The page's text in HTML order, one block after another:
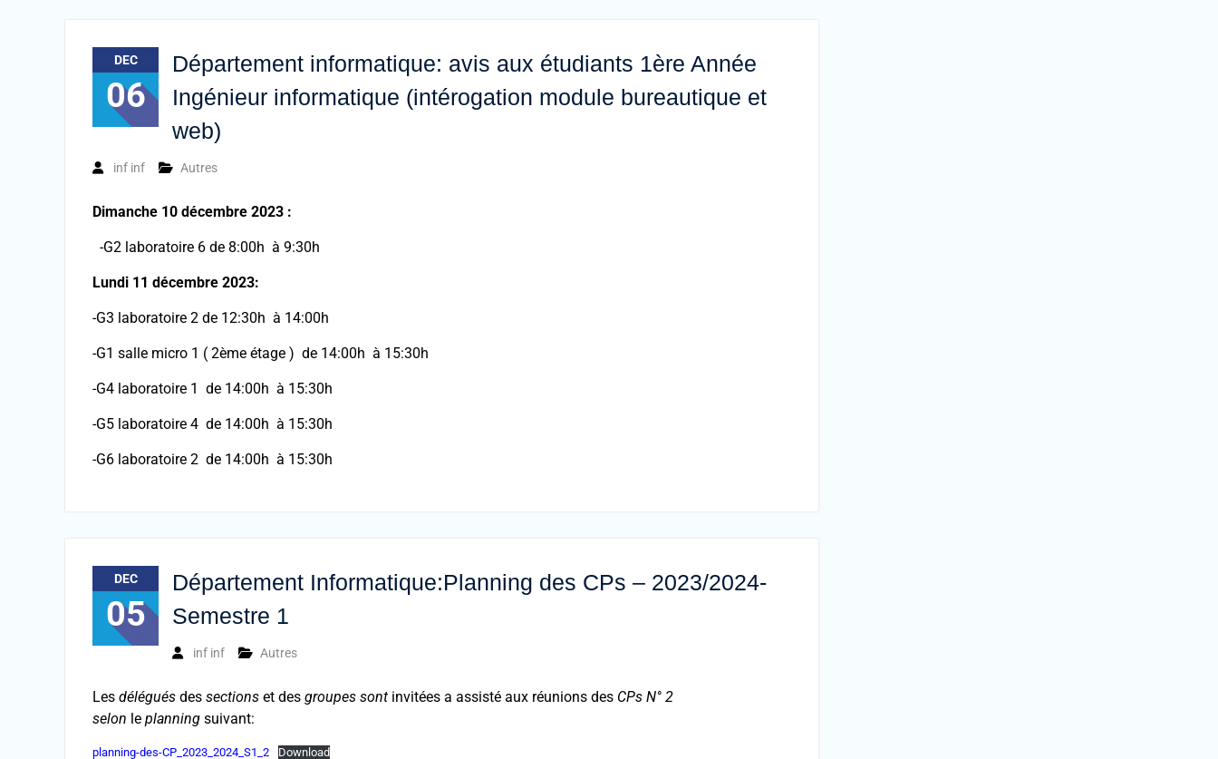
DEC
06
Département informatique: avis aux étudiants 1ère Année
Ingénieur informatique (intérogation module bureautique et
web)
inf inf Autres
Dimanche 10 décembre 2023 :
-G2 laboratoire 6 de 8:00h à 9:30h
Lundi 11 décembre 2023:
-G3 laboratoire 2 de 12:30h à 14:00h
-G1 salle micro 1 ( 2ème étage ) de 14:00h à 15:30h
-G4 laboratoire 1 de 14:00h à 15:30h
-G5 laboratoire 4 de 14:00h à 15:30h
-G6 laboratoire 2 de 14:00h à 15:30h
DEC
05
Département Informatique:Planning des CPs – 2023/2024-
Semestre 1
inf inf Autres
Les délégués des sections et des groupes sont invitées a assisté aux réunions des CPs N° 2
selon le planning suivant:
planning-des-CP_2023_2024_S1_2 Download